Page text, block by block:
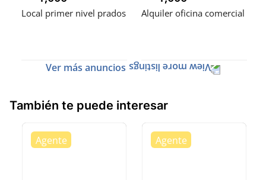
Local primer nivel prados Alquiler oficina comercial
Ver más anuncios
También te puede interesar